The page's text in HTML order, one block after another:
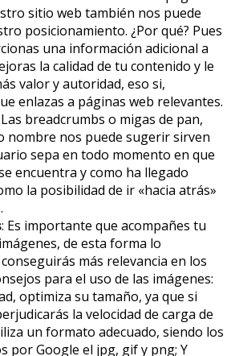
sitio web también nos puede
posicionamiento. ¿Por qué? Pues
una información adicional a
la calidad de tu contenido y le
valor y autoridad, eso si,
enlazas a páginas web relevantes.
breadcrumbs o migas de pan,
nombre nos puede sugerir sirven
sepa en todo momento en que
encuentra y como ha llegado
la posibilidad de ir «hacia atrás»
: Es importante que acompañes tu
de esta forma lo
más relevancia en los
para el uso de las imágenes:
optimiza su tamaño, ya que si
la velocidad de carga de
un formato adecuado, siendo los
por Google el jpg, gif y png; Y